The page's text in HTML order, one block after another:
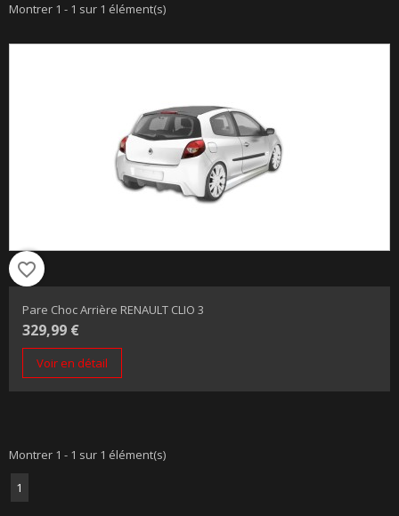
Montrer 1 - 1 sur 1 élément(s)
favorite_border
Pare Choc Arrière RENAULT CLIO 3
329,99 €
Voir en détail
Montrer 1 - 1 sur 1 élément(s)
1